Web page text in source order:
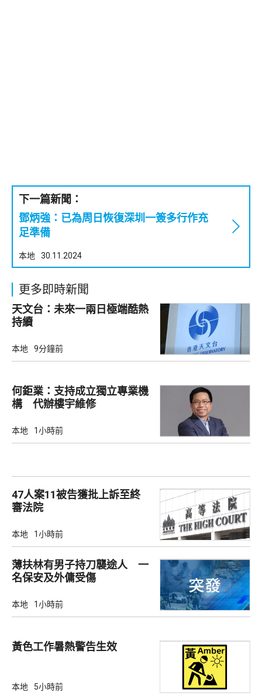
下一篇新聞：
鄧炳強：已為周日恢復深圳一簽多行作充
足準備
本地 30.11.2024
更多即時新聞
天文台：未來一兩日極端酷熱
持續
本地 9分鐘前
何鉅業：支持成立獨立專業機
構 代辦樓宇維修
本地 1小時前
47人案11被告獲批上訴至終
審法院
本地 1小時前
薄扶林有男子持刀襲途人 一
名保安及外傭受傷
本地 1小時前
黃色工作暑熱警告生效
本地 5小時前